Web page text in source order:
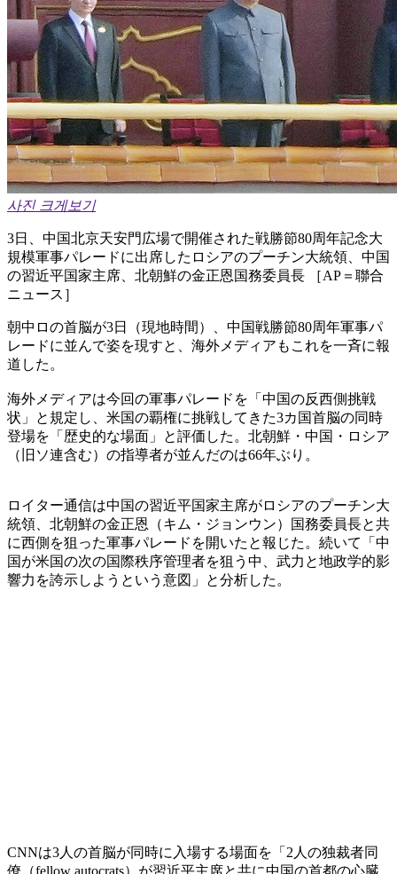
사진 크게보기
3日、中国北京天安門広場で開催された戦勝節80周年記念大
規模軍事パレードに出席したロシアのプーチン大統領、中国
の習近平国家主席、北朝鮮の金正恩国務委員長 ［AP＝聯合
ニュース］
朝中ロの首脳が3日（現地時間）、中国戦勝節80周年軍事パ
レードに並んで姿を現すと、海外メディアもこれを一斉に報
道した。
海外メディアは今回の軍事パレードを「中国の反西側挑戦
状」と規定し、米国の覇権に挑戦してきた3カ国首脳の同時
登場を「歴史的な場面」と評価した。北朝鮮・中国・ロシア
（旧ソ連含む）の指導者が並んだのは66年ぶり。
ロイター通信は中国の習近平国家主席がロシアのプーチン大
統領、北朝鮮の金正恩（キム・ジョンウン）国務委員長と共
に西側を狙った軍事パレードを開いたと報じた。続いて「中
国が米国の次の国際秩序管理者を狙う中、武力と地政学的影
響力を誇示しようという意図」と分析した。
CNNは3人の首脳が同時に入場する場面を「2人の独裁者同
僚（fellow autocrats）が習近平主席と共に中国の首都の心臓